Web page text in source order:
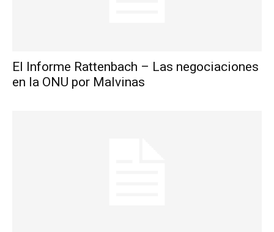
El Informe Rattenbach – Las negociaciones
en la ONU por Malvinas